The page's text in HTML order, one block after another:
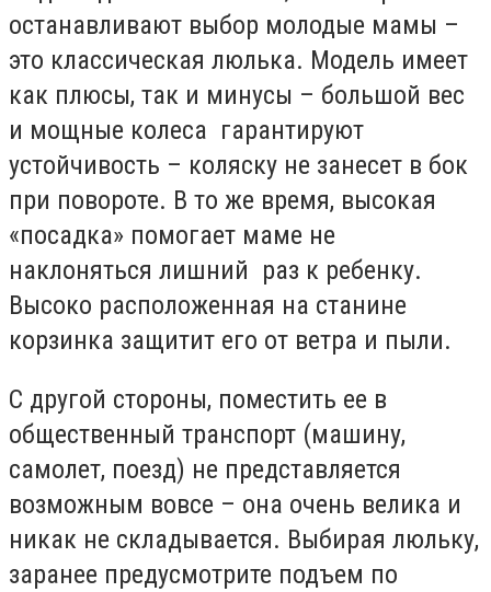
останавливают выбор молодые мамы –
это классическая люлька. Модель имеет
как плюсы, так и минусы – большой вес
и мощные колеса гарантируют
устойчивость – коляску не занесет в бок
при повороте. В то же время, высокая
«посадка» помогает маме не
наклоняться лишний раз к ребенку.
Высоко расположенная на станине
корзинка защитит его от ветра и пыли.
С другой стороны, поместить ее в
общественный транспорт (машину,
самолет, поезд) не представляется
возможным вовсе – она очень велика и
никак не складывается. Выбирая люльку,
заранее предусмотрите подъем по